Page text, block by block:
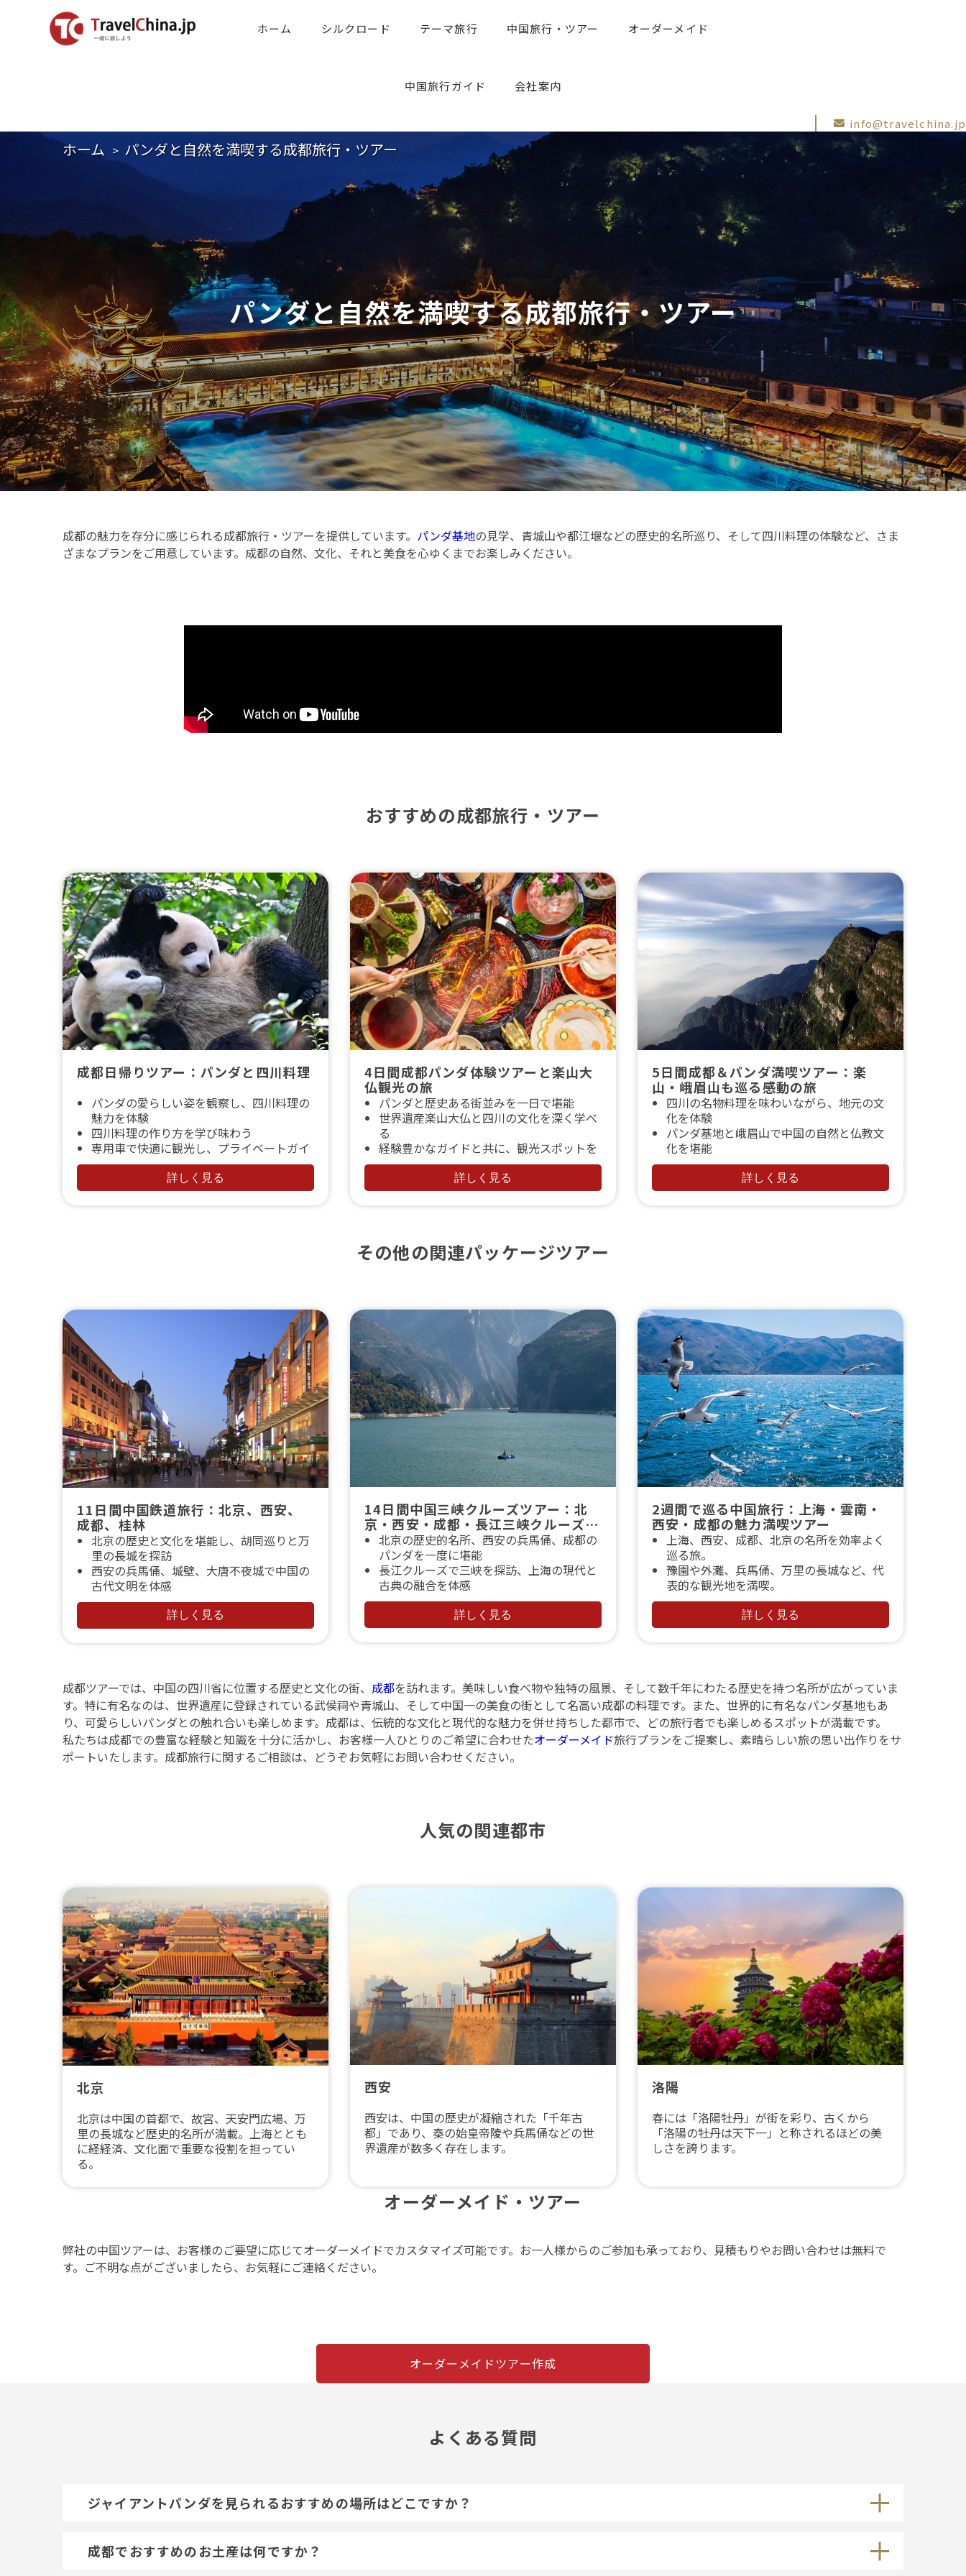
ホーム シルクロード テーマ旅行 中国旅行・ツアー オーダーメイド
中国旅行ガイド 会社案内
info@travelchina.jp
ホーム パンダと自然を満喫する成都旅行・ツアー
パンダと自然を満喫する成都旅行・ツアー
成都の魅力を存分に感じられる成都旅行・ツアーを提供しています。 パンダ基地の見学、青城山や都江堰などの歴史的名所巡り、そして四川料理の体験など、さま
ざまなプランをご用意しています。成都の自然、文化、それと美食を心ゆくまでお楽しみください。
おすすめの成都旅行・ツアー
成都日帰りツアー：パンダと四川料理
パンダの愛らしい姿を観察し、四川料理の
魅力を体験
四川料理の作り方を学び味わう
専用車で快適に観光し、プライベートガイ
ドがサポート
詳しく見る
4日間成都パンダ体験ツアーと楽山大
仏観光の旅
パンダと歴史ある街並みを一日で堪能
世界遺産楽山大仏と四川の文化を深く学べ
る
経験豊かなガイドと共に、観光スポットを
ゆっくりと楽しむ
詳しく見る
5日間成都＆パンダ満喫ツアー：楽
山・峨眉山も巡る感動の旅
四川の名物料理を味わいながら、地元の文
化を体験
パンダ基地と峨眉山で中国の自然と仏教文
化を堪能
プライベートガイドと専用車で、成都の歴
史と自然を自由に楽しむ
詳しく見る
その他の関連パッケージツアー
11日間中国鉄道旅行：北京、西安、
成都、桂林
北京の歴史と文化を堪能し、胡同巡りと万
里の長城を探訪
西安の兵馬俑、城壁、大唐不夜城で中国の
古代文明を体感
漓江クルーズでのリラックスした旅、桂林
の美しい自然を堪能
北京、西安、桂林で、中国の歴史と自然を
詳しく見る
14日間中国三峡クルーズツアー：北
京・西安・成都・長江三峡クルーズ周
遊 北京の歴史的名所、西安の兵馬俑、成都の
パンダを一度に堪能
長江クルーズで三峡を探訪、上海の現代と
古典の融合を体感
日本語ガイドと専用車で、ストレスフリー
詳しく見る
2週間で巡る中国旅行：上海・雲南・
西安・成都の魅力満喫ツアー
上海、西安、成都、北京の名所を効率よく
巡る旅。
豫園や外灘、兵馬俑、万里の長城など、代
表的な観光地を満喫。
プライベートガイドと専用車で、柔軟で快
適な旅行を提供。詳しく見る
成都ツアーでは、中国の四川省に位置する歴史と文化の街、 成都を訪れます。美味しい食べ物や独特の風景、そして数千年にわたる歴史を持つ名所が広がっていま
す。特に有名なのは、世界遺産に登録されている武侯祠や青城山、そして中国一の美食の街として名高い成都の料理です。また、世界的に有名なパンダ基地もあ
り、可愛らしいパンダとの触れ合いも楽しめます。成都は、伝統的な文化と現代的な魅力を併せ持ちした都市で、どの旅行者でも楽しめるスポットが満載です。
私たちは成都での豊富な経験と知識を十分に活かし、お客様一人ひとりのご希望に合わせたオーダーメイド旅行プランをご提案し、素晴らしい旅の思い出作りをサ
ポートいたします。成都旅行に関するご相談は、どうぞお気軽にお問い合わせください。
人気の関連都市
北京
北京は中国の首都で、故宮、天安門広場、万
里の長城など歴史的名所が満載。上海ととも
に経経済、文化面で重要な役割を担ってい
る。
西安
西安は、中国の歴史が凝縮された「千年古
都」であり、秦の始皇帝陵や兵馬俑などの世
界遺産が数多く存在します。
洛陽
春には「洛陽牡丹」が街を彩り、古くから
「洛陽の牡丹は天下一」と称されるほどの美
しさを誇ります。
オーダーメイド・ツアー
弊社の中国ツアーは、お客様のご要望に応じてオーダーメイドでカスタマイズ可能です。お一人様からのご参加も承っており、見積もりやお問い合わせは無料で
す。ご不明な点がございましたら、お気軽にご連絡ください。
オーダーメイドツアー作成
よくある質問
ジャイアントパンダを見られるおすすめの場所はどこですか？
成都でおすすめのお土産は何ですか？